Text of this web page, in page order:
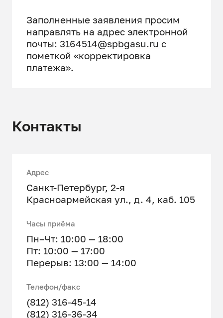
Заполненные заявления просим
направлять на адрес электронной
почты: 3164514@spbgasu.ru с
пометкой «корректировка
платежа».
Контакты
Адрес
Санкт-Петербург, 2-я
Красноармейская ул., д. 4, каб. 105
Часы приёма
Пн–Чт: 10:00 — 18:00
Пт: 10:00 — 17:00
Перерыв: 13:00 — 14:00
Телефон/факс
(812) 316-45-14
(812) 316-36-34